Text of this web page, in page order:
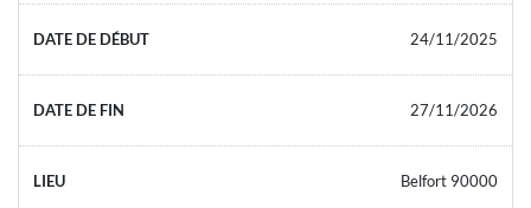
24/11/2025
27/11/2026
Belfort 90000